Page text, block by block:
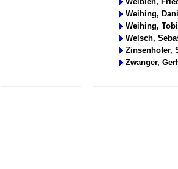
Weihing,
Weihing,
Welsch,
Zinsenhofer,
Zwanger,